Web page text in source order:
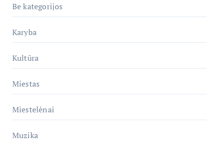
Be kategorijos
Karyba
Kultūra
Miestas
Miestelėnai
Muzika